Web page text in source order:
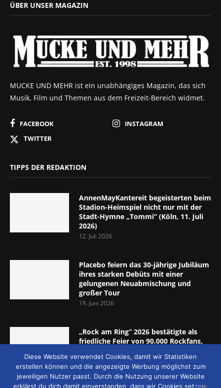
ÜBER UNSER MAGAZIN
MUCKE UND MEHR ist ein unabhängiges Magazin, das sich
Musik, Film und Themen aus dem Freizeit-Bereich widmet.
FACEBOOK
INSTAGRAM
TWITTER
TIPPS DER REDAKTION
AnnenMayKantereit begeisterten beim
Stadion-Heimspiel nicht nur mit der
Stadt-Hymne „Tommi“ (Köln, 11. Juli
2026)
12. Juli 2026
Placebo feiern das 30-jährige Jubiläum
ihres starken Debüts mit einer
gelungenen Neuabmischung und
großer Tour
19. Juni 2026
„Rock am Ring“ 2026 bestätigte als
friedliche Feier von 90.000 Rockfans,
5.-7. Juni 2026)
8. Juni 2026
Diese Website verwendet Cookies, damit wir Statistiken
erstellen können und die angezeigte Werbung möglichst zum
jeweiligen Nutzer passt. Durch die Nutzung unserer Website
erklärst du dich damit einverstanden, dass wir Cookies setzen.